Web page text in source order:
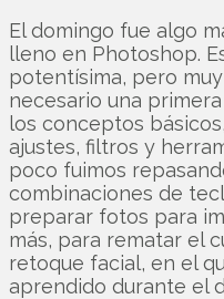
El domingo fue algo
lleno en Photoshop.
potentísima, pero
necesario una
los conceptos
ajustes, filtros y
poco fuimos
combinaciones de
preparar fotos para
más, para rematar el
retoque facial, en el
aprendido durante el